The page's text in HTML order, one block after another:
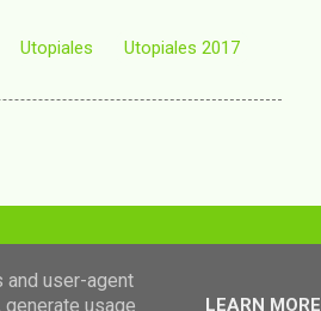
Utopiales Utopiales 2017
user-agent
usage
LEARN MORE